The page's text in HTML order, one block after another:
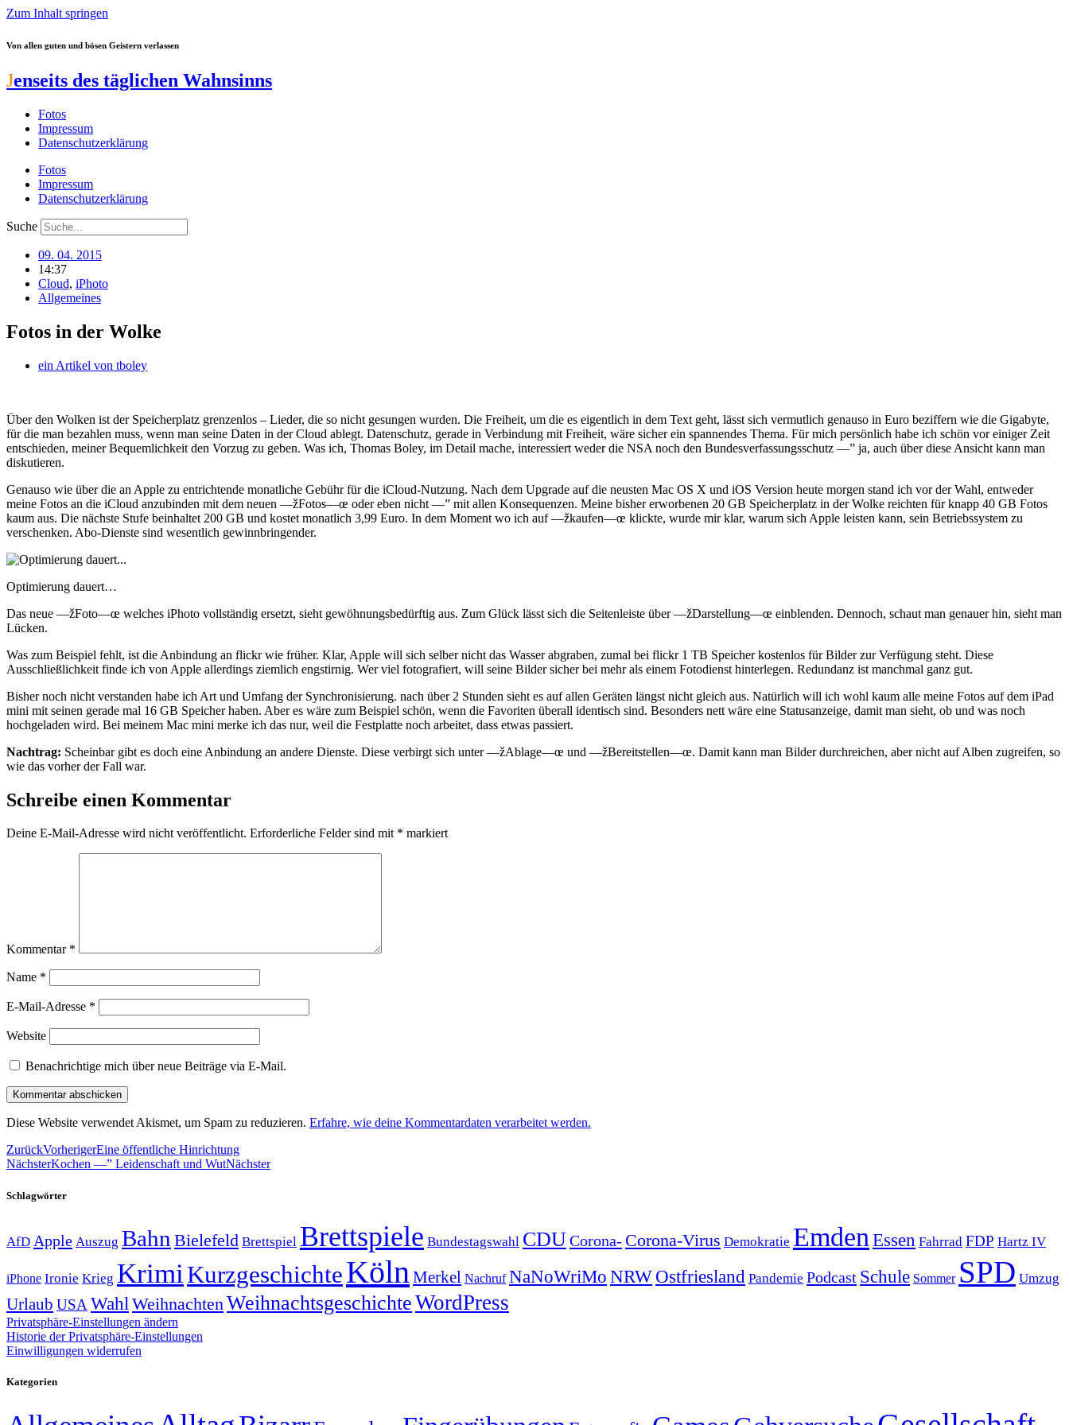
Zum Inhalt springen
Von allen guten und bösen Geistern verlassen
Jenseits des täglichen Wahnsinns
Fotos
Impressum
Datenschutzerklärung
Fotos
Impressum
Datenschutzerklärung
Suche
09. 04. 2015
14:37
Cloud, iPhoto
Allgemeines
Fotos in der Wolke
ein Artikel von tboley
Über den Wolken ist der Speicherplatz grenzenlos – Lieder, die so nicht gesungen wurden. Die Freiheit, um die es eigentlich in dem Text geht, lässt sich vermutlich genauso in Euro beziffern wie die Gigabyte,
für die man bezahlen muss, wenn man seine Daten in der Cloud ablegt. Datenschutz, gerade in Verbindung mit Freiheit, wäre sicher ein spannendes Thema. Für mich persönlich habe ich schön vor einiger Zeit
entschieden, meiner Bequemlichkeit den Vorzug zu geben. Was ich, Thomas Boley, im Detail mache, interessiert weder die NSA noch den Bundesverfassungsschutz —” ja, auch über diese Ansicht kann man
diskutieren.
Genauso wie über die an Apple zu entrichtende monatliche Gebühr für die iCloud-Nutzung. Nach dem Upgrade auf die neusten Mac OS X und iOS Version heute morgen stand ich vor der Wahl, entweder
meine Fotos an die iCloud anzubinden mit dem neuen —žFotos—œ oder eben nicht —” mit allen Konsequenzen. Meine bisher erworbenen 20 GB Speicherplatz in der Wolke reichten für knapp 40 GB Fotos
kaum aus. Die nächste Stufe beinhaltet 200 GB und kostet monatlich 3,99 Euro. In dem Moment wo ich auf —žkaufen—œ klickte, wurde mir klar, warum sich Apple leisten kann, sein Betriebssystem zu
verschenken. Abo-Dienste sind wesentlich gewinnbringender.
Optimierung dauert…
Das neue —žFoto—œ welches iPhoto vollständig ersetzt, sieht gewöhnungsbedürftig aus. Zum Glück lässt sich die Seitenleiste über —žDarstellung—œ einblenden. Dennoch, schaut man genauer hin, sieht man
Lücken.
Was zum Beispiel fehlt, ist die Anbindung an flickr wie früher. Klar, Apple will sich selber nicht das Wasser abgraben, zumal bei flickr 1 TB Speicher kostenlos für Bilder zur Verfügung steht. Diese
Ausschließlichkeit finde ich von Apple allerdings ziemlich engstirnig. Wer viel fotografiert, will seine Bilder sicher bei mehr als einem Fotodienst hinterlegen. Redundanz ist manchmal ganz gut.
Bisher noch nicht verstanden habe ich Art und Umfang der Synchronisierung. nach über 2 Stunden sieht es auf allen Geräten längst nicht gleich aus. Natürlich will ich wohl kaum alle meine Fotos auf dem iPad
mini mit seinen gerade mal 16 GB Speicher haben. Aber es wäre zum Beispiel schön, wenn die Favoriten überall identisch sind. Besonders nett wäre eine Statusanzeige, damit man sieht, ob und was noch
hochgeladen wird. Bei meinem Mac mini merke ich das nur, weil die Festplatte noch arbeitet, dass etwas passiert.
Nachtrag: Scheinbar gibt es doch eine Anbindung an andere Dienste. Diese verbirgt sich unter —žAblage—œ und —žBereitstellen—œ. Damit kann man Bilder durchreichen, aber nicht auf Alben zugreifen, so
wie das vorher der Fall war.
Schreibe einen Kommentar
Deine E-Mail-Adresse wird nicht veröffentlicht. Erforderliche Felder sind mit * markiert
Kommentar *
Name *
E-Mail-Adresse *
Website
Benachrichtige mich über neue Beiträge via E-Mail.
Diese Website verwendet Akismet, um Spam zu reduzieren. Erfahre, wie deine Kommentardaten verarbeitet werden.
ZurückVorherigerEine öffentliche Hinrichtung
NächsterKochen —” Leidenschaft und WutNächster
Schlagwörter
AfD Apple Auszug Bahn Bielefeld Brettspiel Brettspiele Bundestagswahl CDUCorona- Corona-Virus Demokratie Emden Essen Fahrrad FDP Hartz IV
iPhone Ironie Krieg KrimiKurzgeschichteKöln Merkel Nachruf NaNoWriMo NRWOstfriesland Pandemie Podcast Schule Sommer SPD Umzug
Urlaub USA Wahl Weihnachten WeihnachtsgeschichteWordPress
Privatsphäre-Einstellungen ändern
Historie der Privatsphäre-Einstellungen
Einwilligungen widerrufen
Kategorien